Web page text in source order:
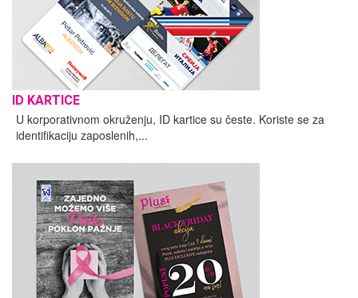
ID KARTICE
U korporativnom okruženju, ID kartice su česte. Koriste se za
identifikaciju zaposlenih,...